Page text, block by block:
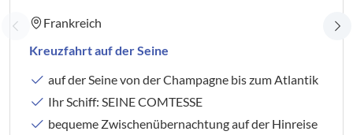
Frankreich
Kreuzfahrt auf der Seine
auf der Seine von der Champagne bis zum Atlantik
Ihr Schiff: SEINE COMTESSE
bequeme Zwischenübernachtung auf der Hinreise